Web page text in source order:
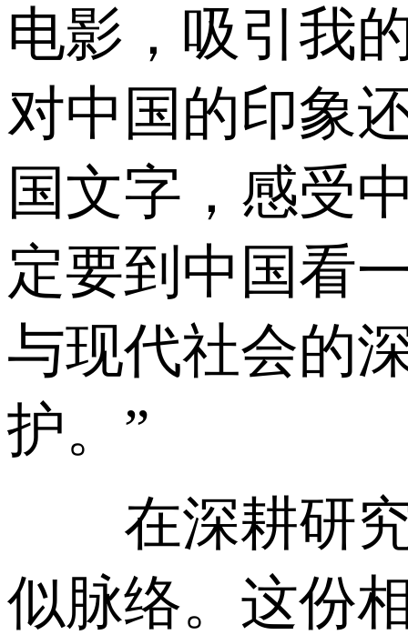
电影，吸引我
对中国的印象
国文字，感受
定要到中国看
与现代社会的
护。”
在深耕研究
似脉络。这份